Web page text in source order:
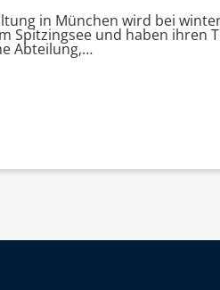
in München wird bei
Spitzingsee und haben ihren
Abteilung,…